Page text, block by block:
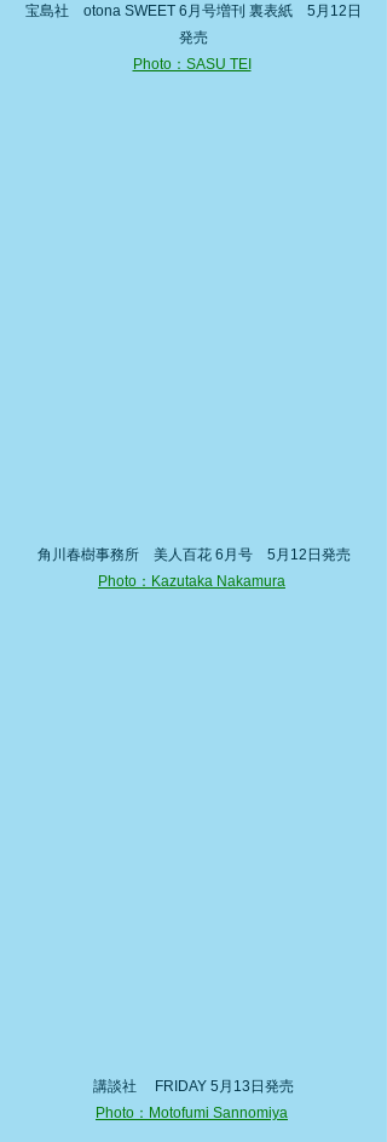
宝島社　otona SWEET 6月号増刊 裏表紙　5月12日
発売
Photo：SASU TEI
角川春樹事務所　美人百花 6月号　5月12日発売
Photo：Kazutaka Nakamura
講談社　 FRIDAY 5月13日発売
Photo：Motofumi Sannomiya